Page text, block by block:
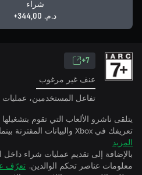
شراء
د.م.‏ 344,00+
7+
عنف غير مرغوب
تفاعل المستخدمين، عمليات
يتلقى ناشرو الألعاب التي تقوم
تعريفك في Xbox والبيانات المقترنة بينما تمارس الألعاب.
المزيد
بالإضافة إلى تقديم عمليات شراء داخل
معلومات عناصر تحكم الوالدين. تعرّف